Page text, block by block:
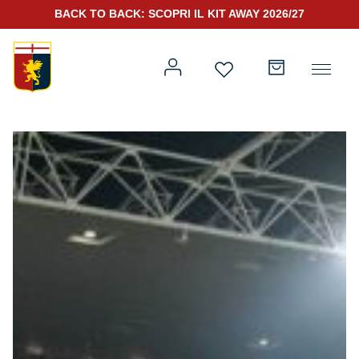
Prima squadra
Genoa for Special
Kit Gara 2026/27
BACK TO BACK: SCOPRI IL KIT AWAY 2026/27